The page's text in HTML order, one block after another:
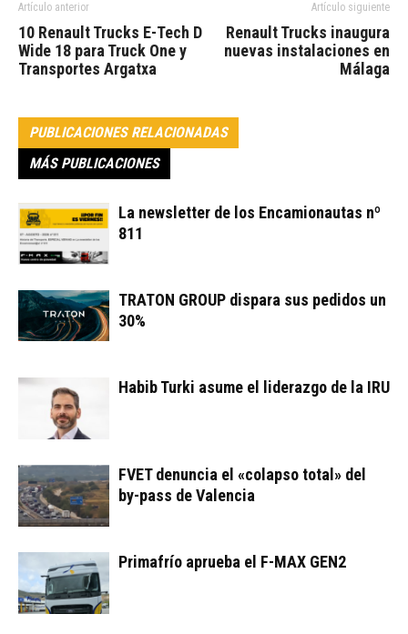
Artículo anterior
10 Renault Trucks E-Tech D
Wide 18 para Truck One y
Transportes Argatxa
Artículo siguiente
Renault Trucks inaugura
nuevas instalaciones en
Málaga
PUBLICACIONES RELACIONADAS
MÁS PUBLICACIONES
La newsletter de los Encamionautas nº
811
TRATON GROUP dispara sus pedidos un
30%
Habib Turki asume el liderazgo de la IRU
FVET denuncia el «colapso total» del
by-pass de Valencia
Primafrío aprueba el F-MAX GEN2